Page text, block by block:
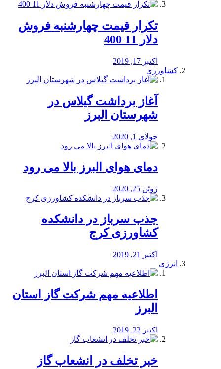
تکرار قیمت چهارشنبه فروش
دلار 11 400
اکتبر 17, 2019
کشاورزی
آغاز برداشت گیلاس در
شهرستان البرز
جولای 1, 2020
دمای هوای البرز بالا می رود
ژوئن 25, 2020
جذب سرباز در دانشکده
کشاورزی کرج
اکتبر 21, 2019
انرژی
️اطلاعیه مهم شرکت گاز استان
البرز
اکتبر 22, 2019
خبر تخلف در انشعاب گاز